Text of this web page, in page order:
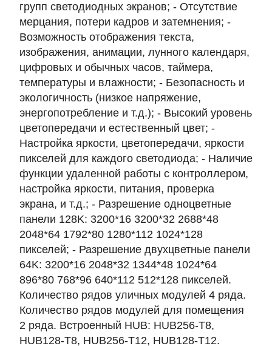
групп светодиодных экранов; - Отсутствие
мерцания, потери кадров и затемнения; -
Возможность отображения текста,
изображения, анимации, лунного календаря,
цифровых и обычных часов, таймера,
температуры и влажности; - Безопасность и
экологичность (низкое напряжение,
энергопотребление и т.д.); - Высокий уровень
цветопередачи и естественный цвет; -
Настройка яркости, цветопередачи, яркости
пикселей для каждого светодиода; - Наличие
функции удаленной работы с контроллером,
настройка яркости, питания, проверка
экрана, и т.д.; - Разрешение одноцветные
панели 128K: 3200*16 3200*32 2688*48
2048*64 1792*80 1280*112 1024*128
пикселей; - Разрешение двухцветные панели
64K: 3200*16 2048*32 1344*48 1024*64
896*80 768*96 640*112 512*128 пикселей.
Количество рядов уличных модулей 4 ряда.
Количество рядов модулей для помещения
2 ряда. Встроенный HUB: HUB256-T8,
HUB128-T8, HUB256-T12, HUB128-T12.